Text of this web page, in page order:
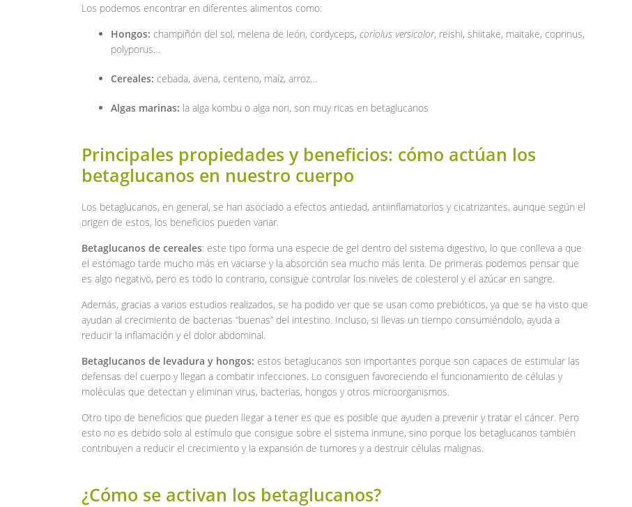
Los podemos encontrar en diferentes alimentos como:
Hongos: champiñón del sol, melena de león, cordyceps, coriolus versicolor, reishi, shiitake, maitake, coprinus,
polyporus…
Cereales: cebada, avena, centeno, maíz, arroz…
Algas marinas: la alga kombu o alga nori, son muy ricas en betaglucanos
Principales propiedades y beneficios: cómo actúan los
betaglucanos en nuestro cuerpo
Los betaglucanos, en general, se han asociado a efectos antiedad, antiinflamatorios y cicatrizantes, aunque según el
origen de estos, los beneficios pueden variar.
Betaglucanos de cereales: este tipo forma una especie de gel dentro del sistema digestivo, lo que conlleva a que
el estómago tarde mucho más en vaciarse y la absorción sea mucho más lenta. De primeras podemos pensar que
es algo negativo, pero es todo lo contrario, consigue controlar los niveles de colesterol y el azúcar en sangre.
Además, gracias a varios estudios realizados, se ha podido ver que se usan como prebióticos, ya que se ha visto que
ayudan al crecimiento de bacterias “buenas” del intestino. Incluso, si llevas un tiempo consumiéndolo, ayuda a
reducir la inflamación y el dolor abdominal.
Betaglucanos de levadura y hongos: estos betaglucanos son importantes porque son capaces de estimular las
defensas del cuerpo y llegan a combatir infecciones. Lo consiguen favoreciendo el funcionamiento de células y
moléculas que detectan y eliminan virus, bacterias, hongos y otros microorganismos.
Otro tipo de beneficios que pueden llegar a tener es que es posible que ayuden a prevenir y tratar el cáncer. Pero
esto no es debido solo al estímulo que consigue sobre el sistema inmune, sino porque los betaglucanos también
contribuyen a reducir el crecimiento y la expansión de tumores y a destruir células malignas.
¿Cómo se activan los betaglucanos?